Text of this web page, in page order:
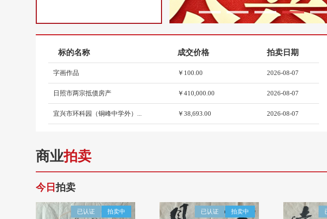
2 4 5
标的名称 成交价格 拍卖日期
字画作品 ￥100.00 2026-08-07
字画作品 ￥100.00 2026-08-07
日照市两宗抵债房产 ￥410,000.00 2026-08-07
宜兴市环科园（铜峰中学外）... ￥38,693.00 2026-08-07
建筑物拆除废料（包括槽钢、...
废旧设备一批（行车、电箱电... ￥328,100.00 2026-08-05
位于太平哨镇太平哨林场的三...
济南市历城区山大北路46号... ￥4,068,924.00
商业拍卖
今日 拍卖
拍卖中
已认证 拍卖中
已认证